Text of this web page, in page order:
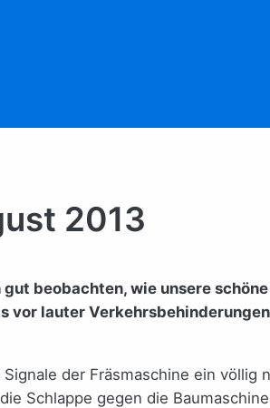
2013
beobachten, wie unsere
lauter
der Fräsmaschine ein völlig
Schlappe gegen die